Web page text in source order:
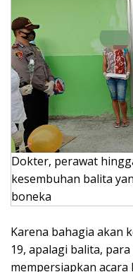
Dokter, perawat
kesembuhan balita
boneka
Karena bahagia akan
19, apalagi balita,
mempersiapkan